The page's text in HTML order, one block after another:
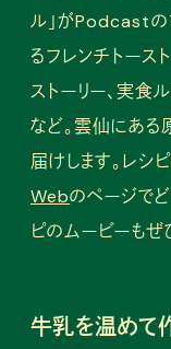
ル」がPodcastの
るフレンチトース
ストーリー、実食
など。雲仙にある
届けします。レシ
Webのページでど
ピのムービーもぜ
牛乳を温めて